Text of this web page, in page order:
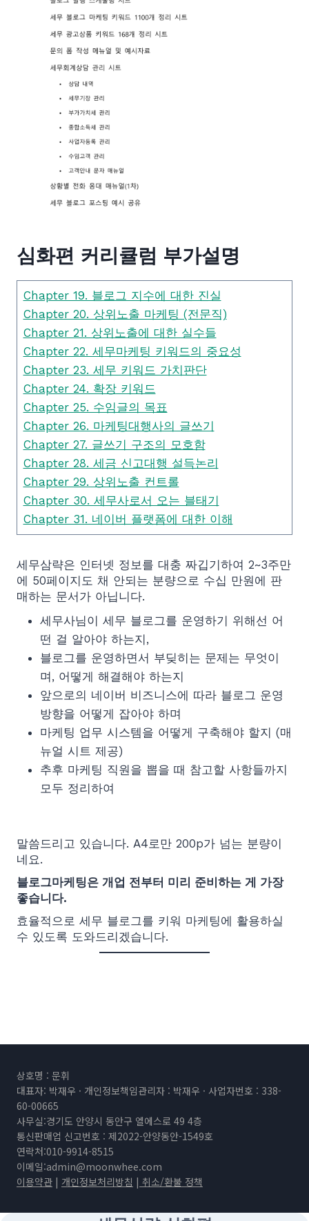
심화편 커리큘럼 부가설명
Chapter 19. 블로그 지수에 대한 진실
Chapter 20. 상위노출 마케팅 (전문직)
Chapter 21. 상위노출에 대한 실수들
Chapter 22. 세무마케팅 키워드의 중요성
Chapter 23. 세무 키워드 가치판단
Chapter 24. 확장 키워드
Chapter 25. 수임글의 목표
Chapter 26. 마케팅대행사의 글쓰기
Chapter 27. 글쓰기 구조의 모호함
Chapter 28. 세금 신고대행 설득논리
Chapter 29. 상위노출 컨트롤
Chapter 30. 세무사로서 오는 블태기
Chapter 31. 네이버 플랫폼에 대한 이해
세무삼략은 인터넷 정보를 대충 짜깁기하여 2~3주만
에 50페이지도 채 안되는 분량으로 수십 만원에 판
매하는 문서가 아닙니다.
세무사님이 세무 블로그를 운영하기 위해선 어
떤 걸 알아야 하는지,
블로그를 운영하면서 부딪히는 문제는 무엇이
며, 어떻게 해결해야 하는지
앞으로의 네이버 비즈니스에 따라 블로그 운영
방향을 어떻게 잡아야 하며
마케팅 업무 시스템을 어떻게 구축해야 할지 (매
뉴얼 시트 제공)
추후 마케팅 직원을 뽑을 때 참고할 사항들까지
모두 정리하여
말씀드리고 있습니다. A4로만 200p가 넘는 분량이
네요.
블로그마케팅은 개업 전부터 미리 준비하는 게 가장
좋습니다.
효율적으로 세무 블로그를 키워 마케팅에 활용하실
수 있도록 도와드리겠습니다.
상호명 : 문휘
대표자: 박재우 · 개인정보책임관리자 : 박재우 · 사업자번호 : 338-
60-00665
사무실:경기도 안양시 동안구 엘에스로 49 4층
통신판매업 신고번호 : 제2022-안양동안-1549호
연락처:010-9914-8515
이메일:admin@moonwhee.com
이용약관 | 개인정보처리방침 | 취소/환불 정책